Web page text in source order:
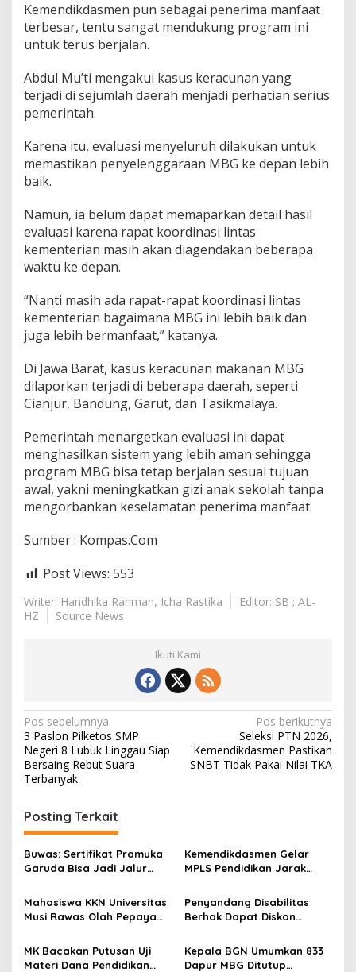
e
r
h
r
p
G
T
p
D
i
s
a
n
a
n
Kemendikdasmen pun sebagai penerima manfaat
terbesar, tentu sangat mendukung program ini
untuk terus berjalan.
Abdul Mu’ti mengakui kasus keracunan yang
terjadi di sejumlah daerah menjadi perhatian serius
pemerintah.
Karena itu, evaluasi menyeluruh dilakukan untuk
memastikan penyelenggaraan MBG ke depan lebih
baik.
Namun, ia belum dapat memaparkan detail hasil
evaluasi karena rapat koordinasi lintas
kementerian masih akan diagendakan beberapa
waktu ke depan.
“Nanti masih ada rapat-rapat koordinasi lintas
kementerian bagaimana MBG ini lebih baik dan
juga lebih bermanfaat,” katanya.
Di Jawa Barat, kasus keracunan makanan MBG
dilaporkan terjadi di beberapa daerah, seperti
Cianjur, Bandung, Garut, dan Tasikmalaya.
Pemerintah menargetkan evaluasi ini dapat
menghasilkan sistem yang lebih aman sehingga
program MBG bisa tetap berjalan sesuai tujuan
awal, yakni meningkatkan gizi anak sekolah tanpa
mengorbankan keselamatan penerima manfaat.
Sumber : Kompas.Com
Post Views: 553
Writer: Handhika Rahman, Icha Rastika
Editor: SB ; AL-
HZ
Source News
Ikuti Kami
N
a
v
i
g
a
s
i
p
o
s
Pos sebelumnya
3 Paslon Pilketos SMP
Negeri 8 Lubuk Linggau Siap
Bersaing Rebut Suara
Terbanyak
Pos berikutnya
Seleksi PTN 2026,
Kemendikdasmen Pastikan
SNBT Tidak Pakai Nilai TKA
Posting Terkait
Buwas: Sertifikat Pramuka
Garuda Bisa Jadi Jalur
dan Perguruan Tinggi
Kemendikdasmen Gelar
MPLS Pendidikan Jarak
Kemandirian Belajar
Mahasiswa KKN Universitas
Musi Rawas Olah Pepaya
Jual Tinggi, Dorong UMKM
Desa Air Satan
Penyandang Disabilitas
Berhak Dapat Diskon
Biaya Sekolah dan Kuliah
MK Bacakan Putusan Uji
Materi Dana Pendidikan
Kepala BGN Umumkan 833
Dapur MBG Ditutup